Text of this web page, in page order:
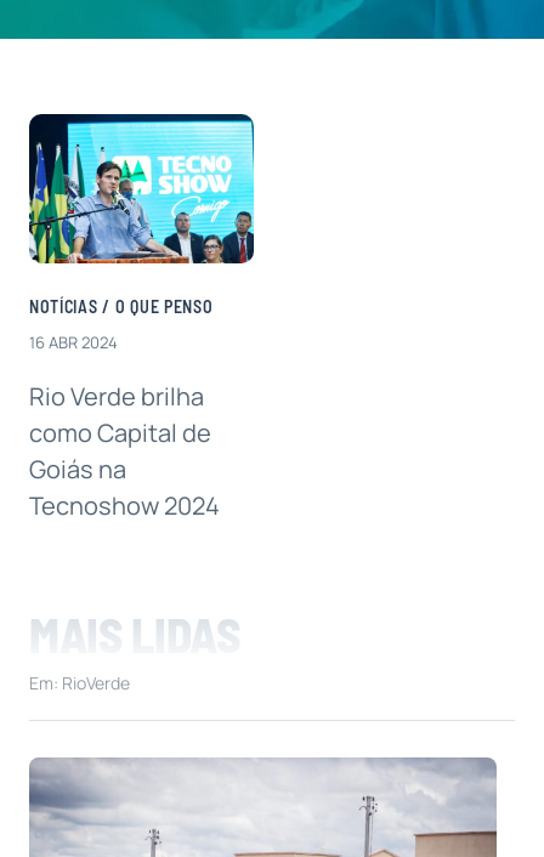
NOTÍCIAS / O QUE PENSO
16 ABR 2024
Rio Verde brilha
como Capital de
Goiás na
Tecnoshow 2024
MAIS LIDAS
Em: RioVerde